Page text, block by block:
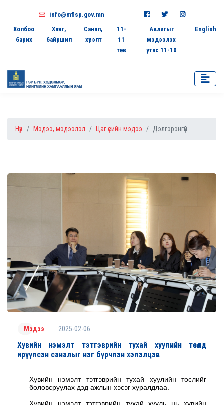
info@mflsp.gov.mn
Холбоо
барих
Хаяг,
байршил
Санал,
хүсэлт
11-
11
төв
Авлигыг
мэдээлэх
утас 11-10
English
Нүүр Мэдээ, мэдээлэл Цаг үеийн мэдээ Дэлгэрэнгүй
Мэдээ 2025-02-06
Хувийн нэмэлт тэтгэврийн тухай хуулийн төсөлд
ирүүлсэн саналыг нэг бүрчлэн хэлэлцэв
Хувийн нэмэлт тэтгэврийн тухай хуулийн төслийг
боловсруулах дэд ажлын хэсэг хуралдлаа.